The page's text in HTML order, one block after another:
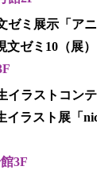
ゼミ展示「ア
文ゼミ10（
イラストコン
イラスト展「
3F